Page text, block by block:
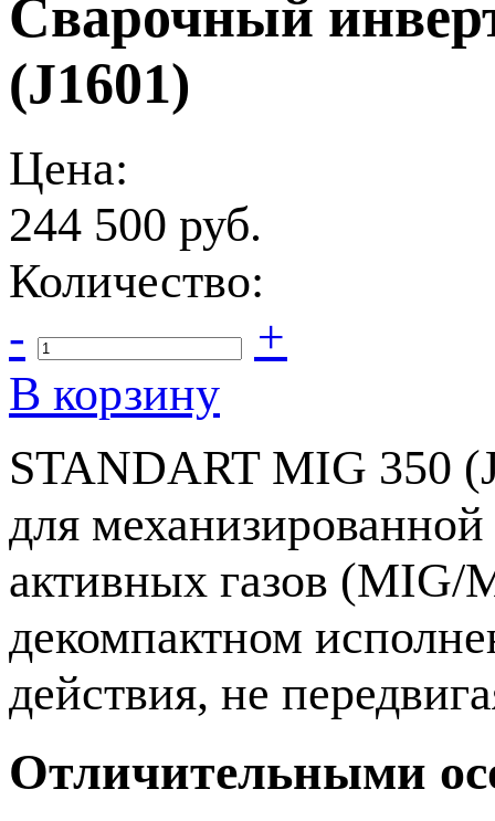
Сварочный
(J1601)
Цена:
244 500 руб.
Количество:
-
+
В корзину
STANDART MIG 350
для
активных газов (MIG/
декомпактном
действия, не
Отличительными